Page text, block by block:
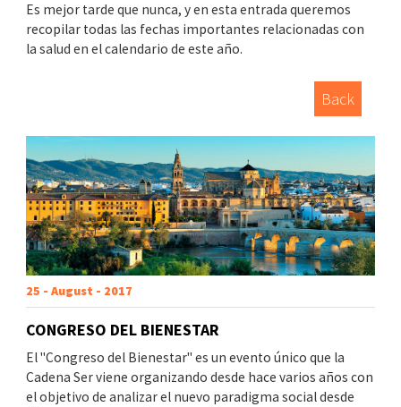
Es mejor tarde que nunca, y en esta entrada queremos
recopilar todas las fechas importantes relacionadas con
la salud en el calendario de este año.
Back
25 - August - 2017
CONGRESO DEL BIENESTAR
El "Congreso del Bienestar" es un evento único que la
Cadena Ser viene organizando desde hace varios años con
el objetivo de analizar el nuevo paradigma social desde